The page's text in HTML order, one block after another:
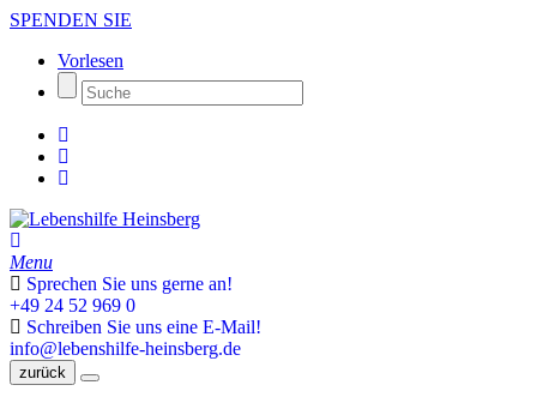
SPENDEN SIE
Vorlesen
Menu
Sprechen Sie uns gerne an!
+49 24 52 969 0
Schreiben Sie uns eine E-Mail!
info@lebenshilfe-heinsberg.de
zurück